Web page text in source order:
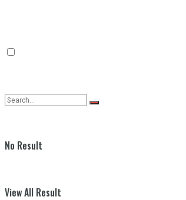
No Result
View All Result